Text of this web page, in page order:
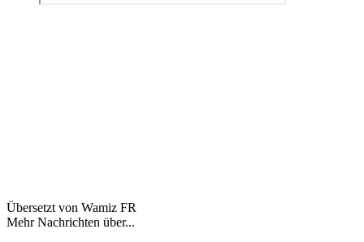
Übersetzt von Wamiz FR
Mehr Nachrichten über...